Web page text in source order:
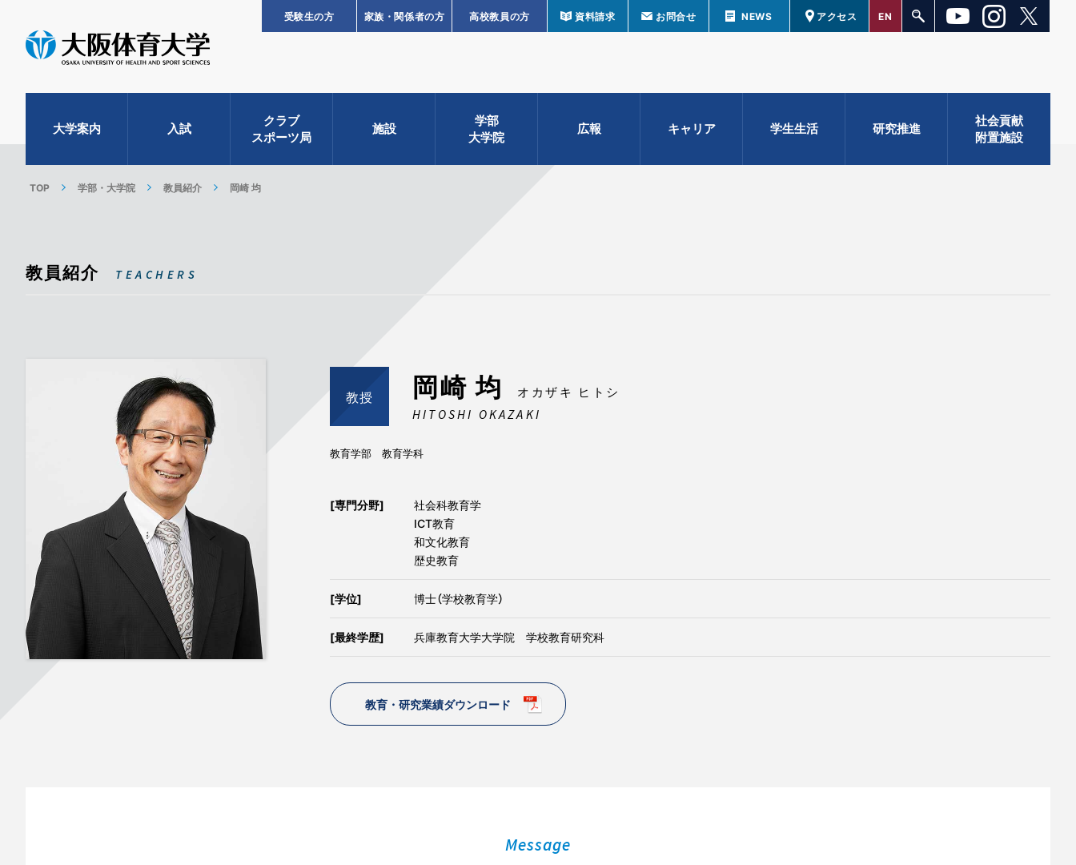
受験生の方 家族・関係者の方 高校教員の方 資料請求 お問合せ NEWS アクセス EN
大学案内 入試
クラブ
スポーツ局
施設
学部
大学院
広報 キャリア 学生生活 研究推進
社会貢献
附置施設
TOP 学部・大学院 教員紹介 岡崎 均
教員紹介 TEACHERS
教授 岡崎 均 オカザキ ヒトシ
HITOSHI OKAZAKI
教育学部 教育学科
[専門分野]
社会科教育学
ICT教育
和文化教育
歴史教育
[学位] 博士（学校教育学）
[最終学歴] 兵庫教育大学大学院 学校教育研究科
教育・研究業績ダウンロード
Message